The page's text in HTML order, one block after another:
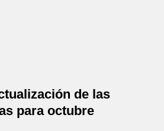
de las
para octubre